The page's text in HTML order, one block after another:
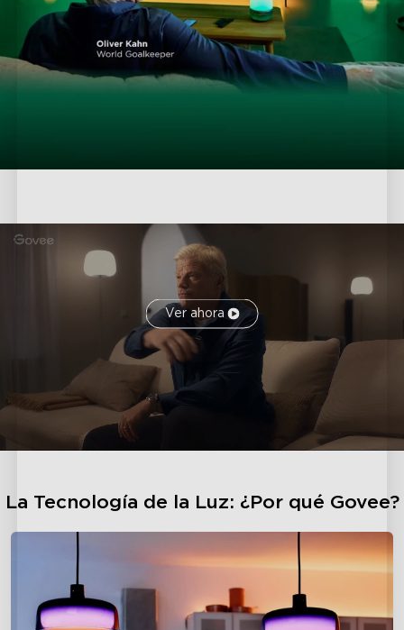
Ver ahora
La Tecnología de la Luz: ¿Por qué Govee?